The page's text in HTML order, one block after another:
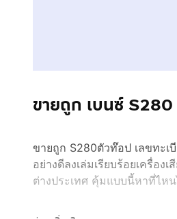
ขายถูก เบนซ์
ขายถูก S280ตัวท๊อป เลขทะ
อย่างดีลงเล่มเรียบร้อยเครื่อ
ต่างประเทศ คุ้มแบบนี้หาที่ไห